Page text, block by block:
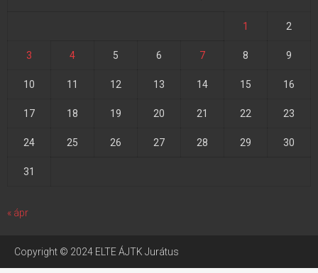
1 2
3 4 5 6 7 8 9
10 11 12 13 14 15 16
17 18 19 20 21 22 23
24 25 26 27 28 29 30
31
« ápr
Copyright © 2024 ELTE ÁJTK Jurátus